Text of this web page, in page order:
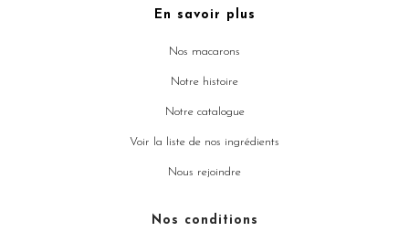
En savoir plus
Nos macarons
Notre histoire
Notre catalogue
Voir la liste de nos ingrédients
Nous rejoindre
Nos conditions